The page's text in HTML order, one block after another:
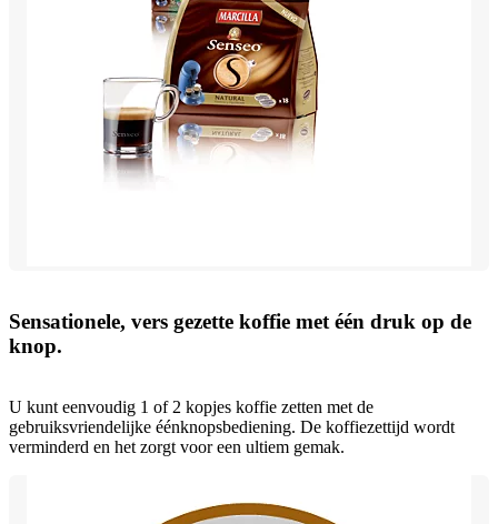
Sensationele, vers gezette koffie met één druk op de
knop.
U kunt eenvoudig 1 of 2 kopjes koffie zetten met de
gebruiksvriendelijke éénknopsbediening. De koffiezettijd wordt
verminderd en het zorgt voor een ultiem gemak.